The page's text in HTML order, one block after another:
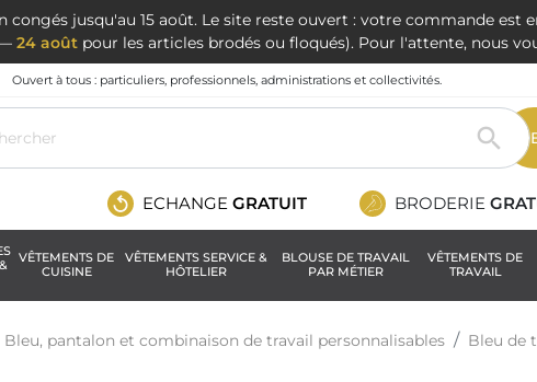
congés jusqu'au 15 août. Le site reste ouvert : votre commande est
24 août pour les articles brodés ou floqués). Pour l'attente, nous
Ouvert à tous : particuliers, professionnels, administrations et collectivités.

ECHANGE GRATUIT BRODERIE
VÊTEMENTS DE
CUISINE
VÊTEMENTS SERVICE &
HÔTELIER
BLOUSE DE TRAVAIL
PAR MÉTIER
VÊTEMENTS DE
TRAVAIL
Bleu, pantalon et combinaison de travail personnalisables Bleu de